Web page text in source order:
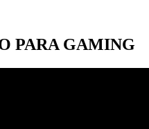
PARA GAMING